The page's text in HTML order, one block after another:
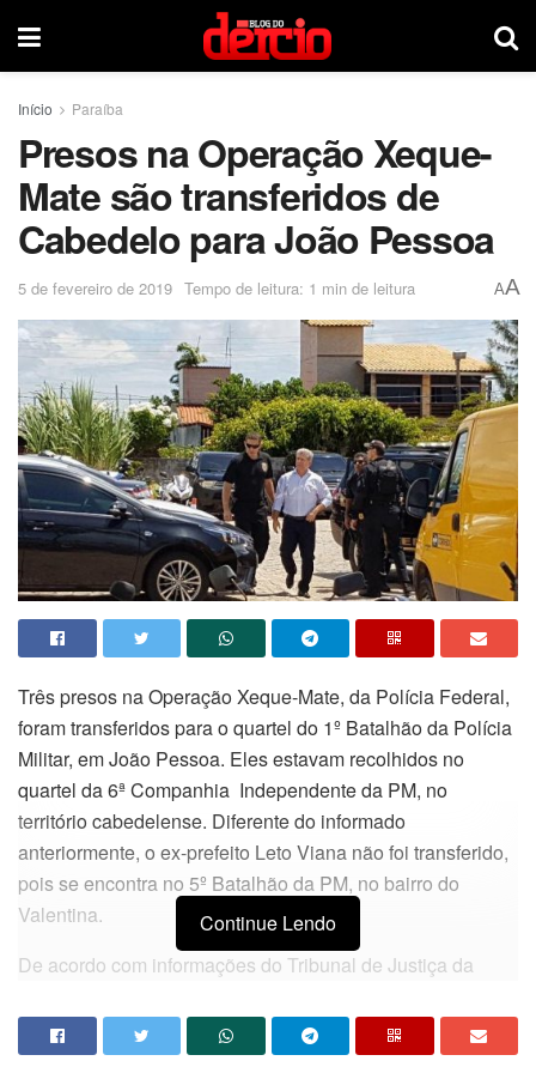
Início Paraíba
Presos na Operação Xeque-
Mate são transferidos de
Cabedelo para João Pessoa
5 de fevereiro de 2019 Tempo de leitura: 1 min de leitura AA
Três presos na Operação Xeque-Mate, da Polícia Federal,
foram transferidos para o quartel do 1º Batalhão da Polícia
Militar, em João Pessoa. Eles estavam recolhidos no
quartel da 6ª Companhia Independente da PM, no
território cabedelense. Diferente do informado
anteriormente, o ex-prefeito Leto Viana não foi transferido,
pois se encontra no 5º Batalhão da PM, no bairro do
Valentina.
De acordo com informações do Tribunal de Justiça da
Justiça Militar. O coronel Lucas, comandante do 1º BPM,
confirmou que foram três os transferidos e disse que
Continue Lendo